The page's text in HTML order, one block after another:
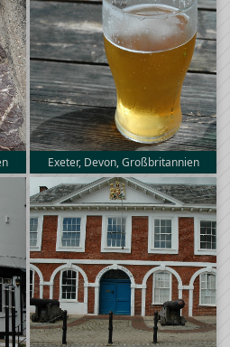
Exeter, Devon, Großbritannien